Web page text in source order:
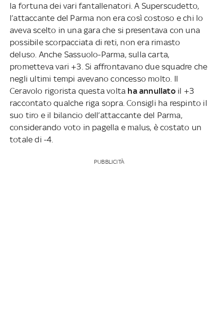
la fortuna dei vari fantallenatori. A Superscudetto,
l’attaccante del Parma non era così costoso e chi lo
aveva scelto in una gara che si presentava con una
possibile scorpacciata di reti, non era rimasto
deluso. Anche Sassuolo-Parma, sulla carta,
prometteva vari +3. Si affrontavano due squadre che
negli ultimi tempi avevano concesso molto. Il
Ceravolo rigorista questa volta ha annullatoil +3
raccontato qualche riga sopra. Consigli ha respinto il
suo tiro e il bilancio dell’attaccante del Parma,
considerando voto in pagella e malus, è costato un
totale di -4.
PUBBLICITÀ